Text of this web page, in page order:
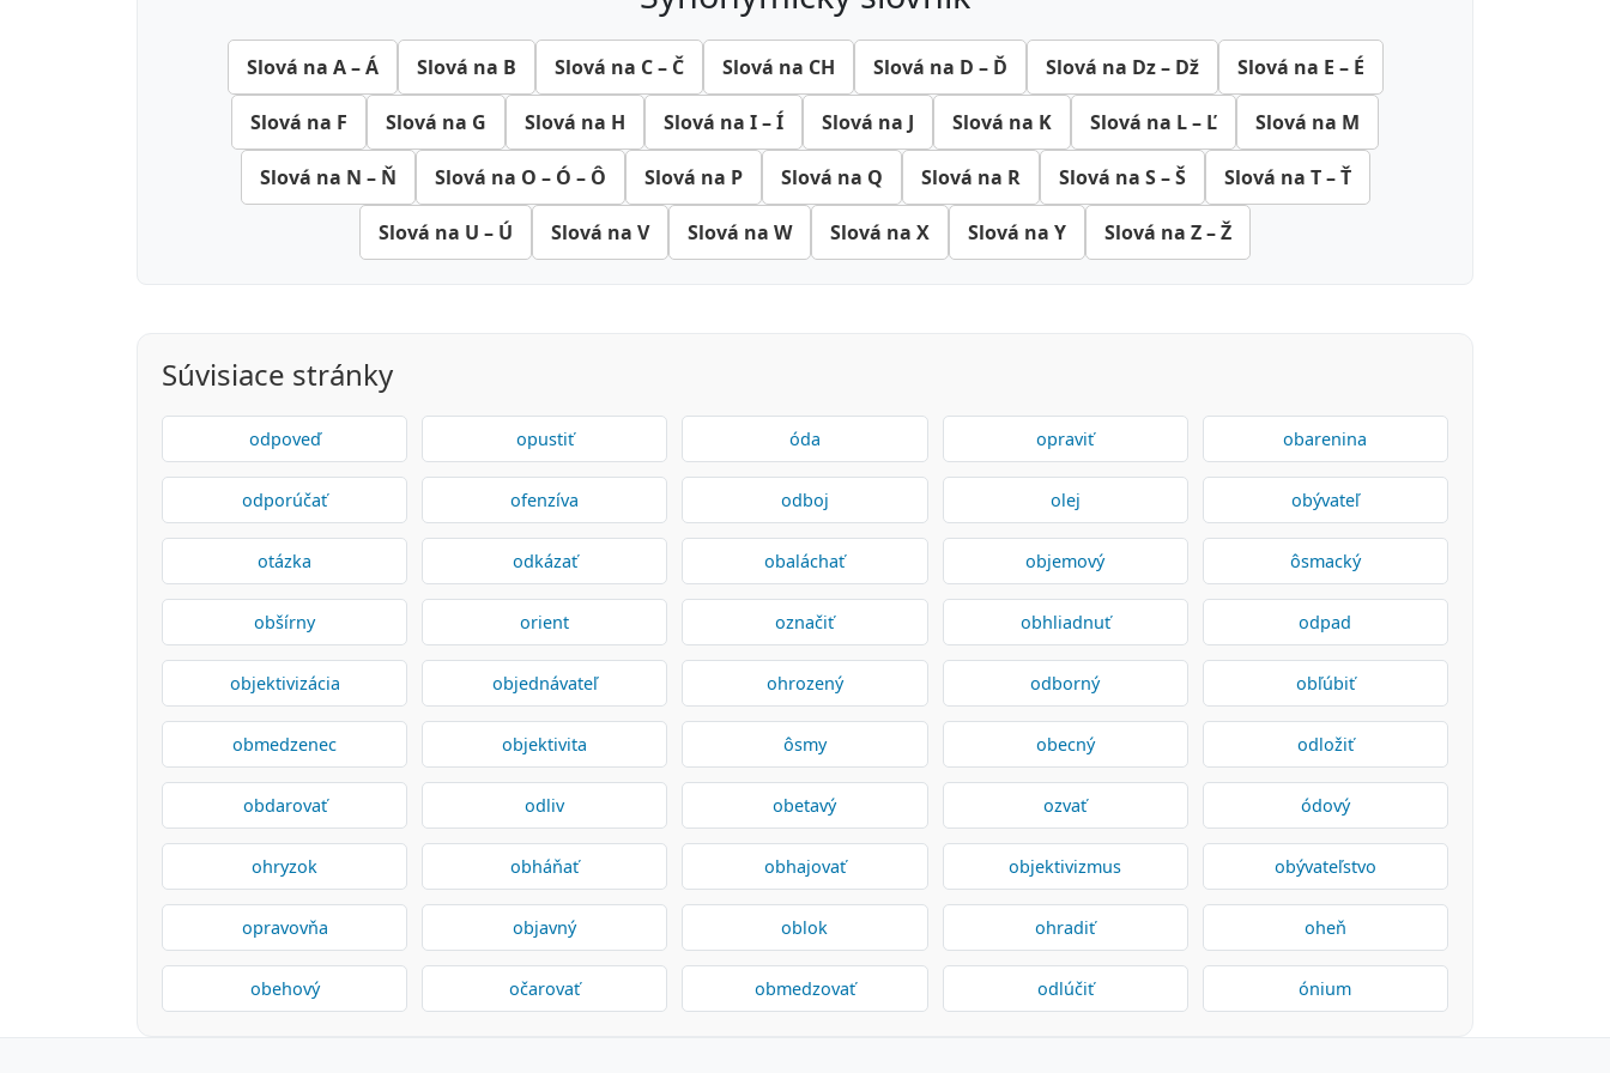
Slová na A – Á Slová na B Slová na C – Č Slová na CH Slová na D – Ď Slová na Dz – Dž Slová na E – É
Slová na F Slová na G Slová na H Slová na I – Í Slová na J Slová na K Slová na L – Ľ Slová na M
Slová na N – Ň Slová na O – Ó – Ô Slová na P Slová na Q Slová na R Slová na S – Š Slová na T – Ť
Slová na U – Ú Slová na V Slová na W Slová na X Slová na Y Slová na Z – Ž
Súvisiace stránky
odpoveď opustiť óda opraviť obarenina
odporúčať ofenzíva odboj olej obývateľ
otázka odkázať obaláchať objemový ôsmacký
obšírny orient označiť obhliadnuť odpad
objektivizácia objednávateľ ohrozený odborný obľúbiť
obmedzenec objektivita ôsmy obecný odložiť
obdarovať odliv obetavý ozvať ódový
ohryzok obháňať obhajovať objektivizmus obývateľstvo
opravovňa objavný oblok ohradiť oheň
obehový očarovať obmedzovať odlúčiť ónium